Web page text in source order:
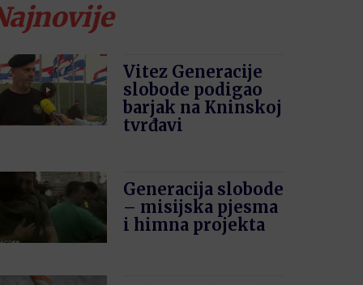
Vitez Generacije
slobode podigao
barjak na Kninskoj
tvrđavi
Generacija slobode
– misijska pjesma
i himna projekta